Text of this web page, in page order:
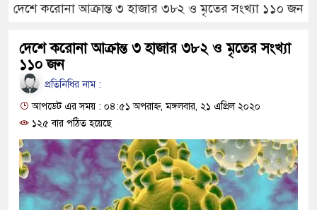
সিল-স্বাক্ষর জালিয়াতি চক্রের পাঁচ
উদ্ধার
প্রধানমন্ত্রী
মিরপুর মডেল থানার
মাদক কারবারি গ্রেফতার
২৮ লাখ টাকার জাল নোটসহ
দেশে করোনা আক্রান্ত ৩ হাজার ৩৮২ ও মৃতের সংখ্যা ১১০ জন
দেশে করোনা আক্রান্ত ৩ হাজার ৩৮২ ও মৃতের সংখ্যা
১১০ জন
প্রতিনিধির নাম :
আপডেট এর সময় : ০৪:৫১ অপরাহ্ন, মঙ্গলবার, ২১ এপ্রিল ২০২০
১২৫ বার পঠিত হয়েছে